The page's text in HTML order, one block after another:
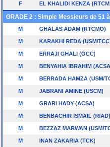
F EL KHALIDI KENZA
GRADE 2 : Simple Messieurs de 51
M GHALAS ADAM (RTCMO)
M KARAKHI REDA (USM/
M ERRAJI GHALI (OCC)
M BENYAHIA IBRAHIM
M BERRADA HAMZA (USM/
M JABRANI AMINE (USCM)
M GRARI HADY (ACSA)
M BENBACHIR ISMAIL (RIAD)
M BEZZAZ MARWAN (USM/
M INAN ZAKARIA (TCK)